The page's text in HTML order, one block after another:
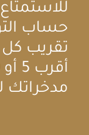
حساب
تقريب كل
مدخراتك